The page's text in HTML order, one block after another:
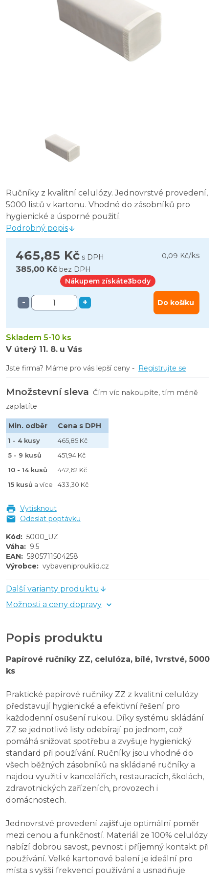
vybaveniprouklid.cz Papírové ručníky ZZ, 1 vrstva,
vybaveniprouklid.cz papírové ručníky ZZ bílé, 25 x
vybaveniprouklid.cz papírové ručníky ZZ bílé, 2 vr,
KATRIN CLASSIC papírové ručníky, ZZ bílé, dvě
vybaveniprouklid.cz papírové ručníky ZZ bílé, 23 x 21
Ručníky z kvalitní celulózy. Jednovrstvé provedení,
5000 listů v kartonu. Vhodné do zásobníků pro
hygienické a úsporné použití.
Podrobný popis
465,85 Kč s DPH 0,09 Kč/ks
385,00 Kč bez DPH
Nákupem získáte3body
- + Do košíku
Skladem 5-10 ks
V úterý 11. 8. u Vás
Jste firma? Máme pro vás lepší ceny - Registrujte se
Množstevní sleva Čím víc nakoupíte, tím méně
zaplatíte
Min. odběr Cena s DPH
1 - 4 kusy
465,85 Kč
5 - 9 kusů
451,94 Kč
10 - 14 kusů
442,62 Kč
15 kusů a více 433,30 Kč
Vytisknout
Odeslat poptávku
Kód: 5000_UZ
Váha: 9.5
EAN: 5905711504258
Výrobce: vybaveniprouklid.cz
Další varianty produktu
Možnosti a ceny dopravy
Popis produktu
Papírové ručníky ZZ, celulóza, bílé, 1vrstvé, 5000
ks
Praktické papírové ručníky ZZ z kvalitní celulózy
představují hygienické a efektivní řešení pro
každodenní osušení rukou. Díky systému skládání
ZZ se jednotlivé listy odebírají po jednom, což
pomáhá snižovat spotřebu a zvyšuje hygienický
standard při používání. Ručníky jsou vhodné do
všech běžných zásobníků na skládané ručníky a
najdou využití v kancelářích, restauracích, školách,
zdravotnických zařízeních, provozech i
domácnostech.
Jednovrstvé provedení zajišťuje optimální poměr
mezi cenou a funkčností. Materiál ze 100% celulózy
nabízí dobrou savost, pevnost i příjemný kontakt při
používání. Velké kartonové balení je ideální pro
místa s vyšší frekvencí používání a usnadňuje